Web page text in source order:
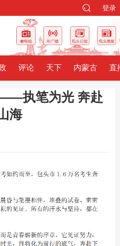
登录
评论 天下 内蒙古 直
执笔为光 奔赴
海